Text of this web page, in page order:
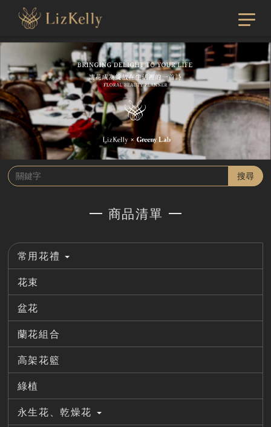
搜尋
商品清單
常用花禮
花束
盆花
蘭花組合
高架花籃
綠植
永生花、乾燥花